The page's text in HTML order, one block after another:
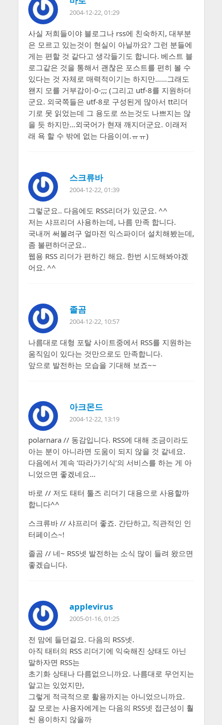
2004-12-22, 01:29
사실 저희들이야 블로그나 rss에 친숙하지, 대부분
은 모르고 있는것이 현실이 아닐까요? 그런 분들에
게는 편할 것 같다고 생각들기도 합니다. 베스트 블
로그같은 것을 통해서 괜찮은 포스트를 편히 볼 수
있다는 것 자체로 매력적이기는 하지만……그래도
왠지 모를 거부감이-0-;;; (그리고 utf-8를 지원하더
군요. 외국쪽들은 utf-8로 구성된게 많아서 tt리더
기로 못 읽었는데 그 용도로 쓰는것도 나쁘지는 않
을 듯 하지만…외국어가 현재 깨지더군요. 이래저
래 욕 할 수 밖에 없는 다음이여.ㅠㅠ)
스크류바
2004-12-22, 01:39
그렇군요.. 다음에도 RSS리더가 있군요. ^^
저는 샤프리더 사용하는데, 나름 만족 합니다.
국내꺼 써볼려구 얼마전 익스파이더 설치해봤는데,
좀 불편하더군요..
웹용 RSS 리더가 편하긴 해요. 한번 시도해봐야겠
어요. ^^
졸곰
2004-12-22, 10:57
나름대로 대형 포탈 사이트중에서 RSS를 지원하는
움직임이 있다는 것만으로도 만족합니다.
앞으로 발전하는 모습을 기대해 보죠~~
아크몬드
2004-12-22, 13:19
polarnara // 동감입니다. RSS에 대해 조금이라도
아는 분이 아니라면 도움이 되지 않을 것 같네요.
다음에서 계속 ‘따라가기식’의 서비스를 하는 게 아
니었으면 좋겠네요…
바로 // 저도 태터 툴즈 리더기 대용으로 사용할까
합니다^^
스크류바 // 샤프리더 좋죠. 간단하고, 직관적인 인
터페이스~!
졸곰 // 네~ RSS넷 발전하는 소식 많이 들려 왔으면
좋겠습니다.
applevirus
2005-01-16, 01:25
전 맘에 들던걸요. 다음의 RSS넷.
아직 태터의 RSS 리더기에 익숙해진 상태도 아닌
말하자면 RSS는
초기화 상태나 다름없으니까요. 나름대로 무언지는
알고는 있었지만,
그렇게 적극적으로 활용까지는 아니었으니까요.
잘 모로는 사용자에게는 다음의 RSS넷 접근성이 훨
씬 용이하지 않을까